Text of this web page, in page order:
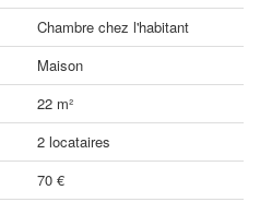
Chambre chez l'habitant
Maison
22 m²
2 locataires
70 €